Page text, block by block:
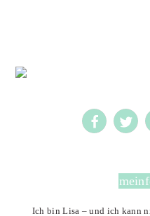
Ich bin Lisa – und ich kann